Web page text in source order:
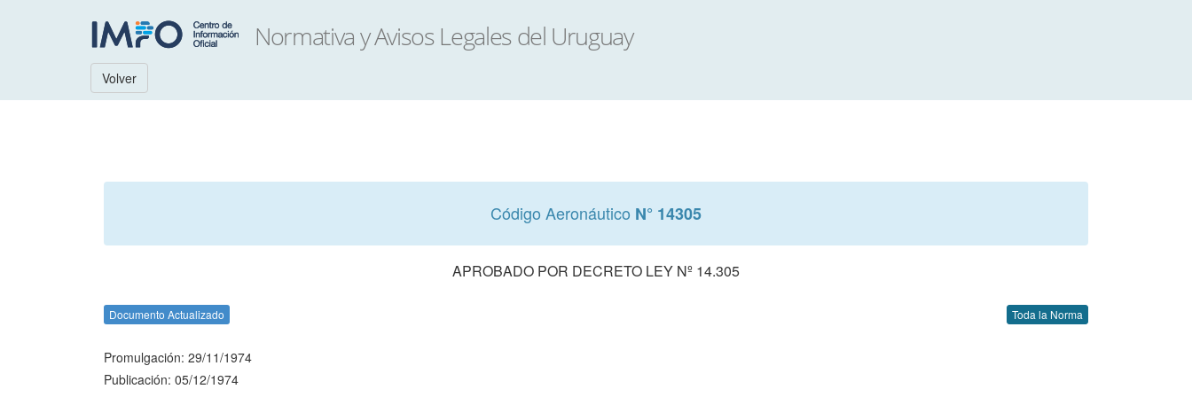
Volver
Código Aeronáutico N° 14305
APROBADO POR DECRETO LEY Nº 14.305
Documento Actualizado Toda la Norma
Promulgación: 29/11/1974
Publicación: 05/12/1974